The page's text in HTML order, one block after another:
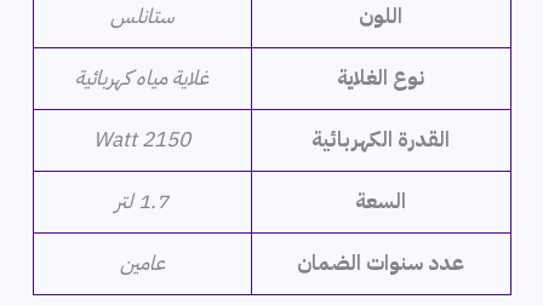
اللون ستانلس
نوع الغلاية غلاية مياه كهربائية
القدرة الكهربائية 2150 Watt
السعة 1.7 لتر
عدد سنوات الضمان عامين